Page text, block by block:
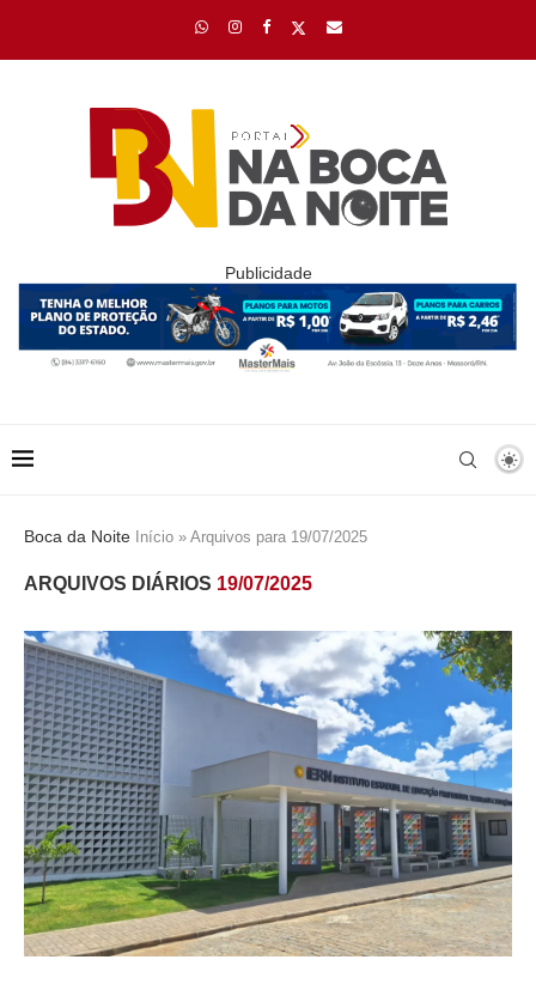
Publicidade
Boca da Noite Início » Arquivos para 19/07/2025
ARQUIVOS DIÁRIOS 19/07/2025